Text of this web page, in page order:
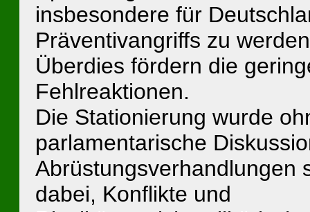
insbesondere für
Präventivangriffs zu
Überdies fördern die
Fehlreaktionen.
Die Stationierung wurde
parlamentarische
Abrüstungsverhandlungen
dabei, Konflikte und